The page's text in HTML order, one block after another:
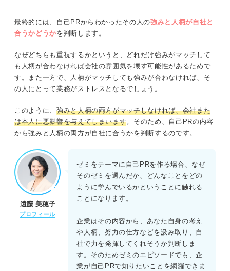
最終的には、自己PRからわかったその人の強みと人柄が自社と
合うかどうかを判断します。
なぜどちらも重視するかというと、どれだけ強みがマッチして
も人柄が合わなければ会社の雰囲気を壊す可能性があるためで
す。また一方で、人柄がマッチしても強みが合わなければ、そ
の人にとって業務がストレスとなるでしょう。
このように、 強みと人柄の両方がマッチしなければ、会社また
は本人に悪影響を与えてしまいます。そのため、自己PRの内容
から強みと人柄の両方が自社に合うかを判断するのです。
遠藤 美穂子
プロフィール
ゼミをテーマに自己PRを作る場合、なぜ
そのゼミを選んだか、どんなことをどの
ように学んでいるかということに触れる
ことになります。
企業はその内容から、あなた自身の考え
や人柄、努力の仕方などを汲み取り、自
社で力を発揮してくれそうか判断しま
す。そのためゼミのエピソードでも、企
業が自己PRで知りたいことを網羅できま